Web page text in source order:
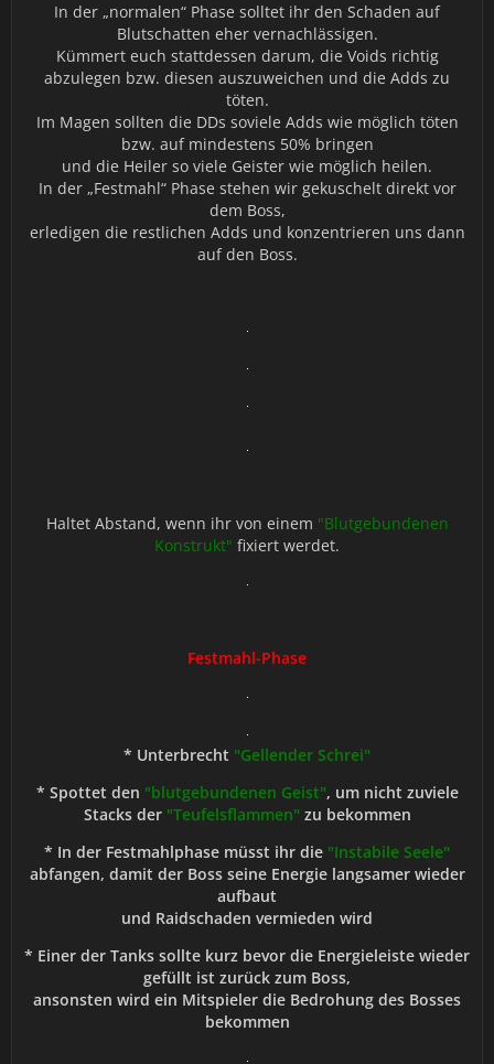
In der „normalen“ Phase solltet ihr den Schaden auf
Blutschatten eher vernachlässigen.
Kümmert euch stattdessen darum, die Voids richtig
abzulegen bzw. diesen auszuweichen und die Adds zu
töten.
Im Magen sollten die DDs soviele Adds wie möglich töten
bzw. auf mindestens 50% bringen
und die Heiler so viele Geister wie möglich heilen.
In der „Festmahl“ Phase stehen wir gekuschelt direkt vor
dem Boss,
erledigen die restlichen Adds und konzentrieren uns dann
auf den Boss.
Haltet Abstand, wenn ihr von einem "Blutgebundenen
Konstrukt" fixiert werdet.
Festmahl-Phase
* Unterbrecht "Gellender Schrei"
* Spottet den "blutgebundenen Geist", um nicht zuviele
Stacks der "Teufelsflammen" zu bekommen
* In der Festmahlphase müsst ihr die "Instabile Seele"
abfangen, damit der Boss seine Energie langsamer wieder
aufbaut
und Raidschaden vermieden wird
* Einer der Tanks sollte kurz bevor die Energieleiste wieder
gefüllt ist zurück zum Boss,
ansonsten wird ein Mitspieler die Bedrohung des Bosses
bekommen